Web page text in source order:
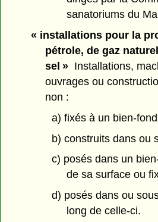
sanatoriums du
« installations pour la
pétrole, de gaz
sel » Installations,
ouvrages ou
non :
a) fixés à un bien-
b) construits dans ou
c) posés dans un
de sa surface ou
d) posés dans ou
long de celle-ci.